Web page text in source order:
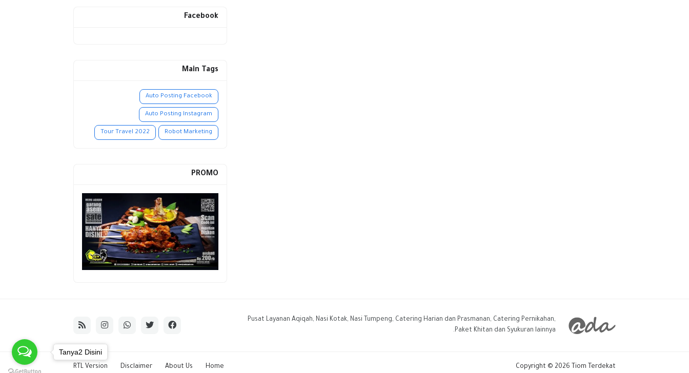
Facebook
Main Tags
Auto Posting Facebook
Auto Posting Instagram
Robot Marketing
Tour Travel 2022
PROMO
Pusat Layanan Aqiqah, Nasi Kotak, Nasi Tumpeng, Catering Harian dan Prasmanan, Catering Pernikahan,
Paket Khitan dan Syukuran lainnya.
Copyright © 2026 Tiom Terdekat
Home
About Us
Disclaimer
RTL Version
Tanya2 Disini